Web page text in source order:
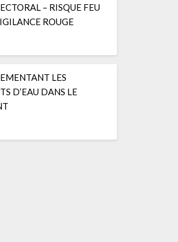
– RISQUE FEU
ROUGE
LES
D’EAU DANS LE